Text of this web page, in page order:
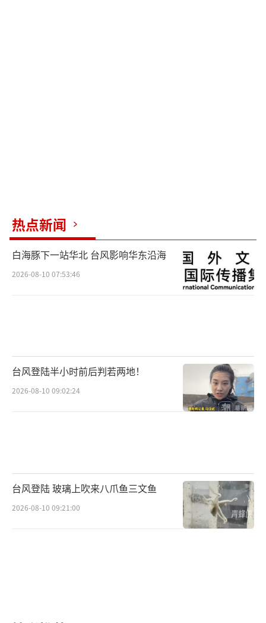
热点新闻
白海豚下一站华北 台风影响华东沿海
2026-08-10 07:53:46
台风登陆半小时前后判若两地！
2026-08-10 09:02:24
台风登陆 玻璃上吹来八爪鱼三文鱼
2026-08-10 09:21:00